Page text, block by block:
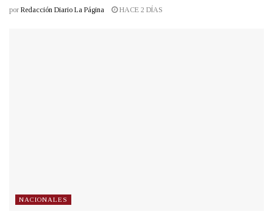
por Redacción Diario La Página HACE 2 DÍAS
NACIONALES